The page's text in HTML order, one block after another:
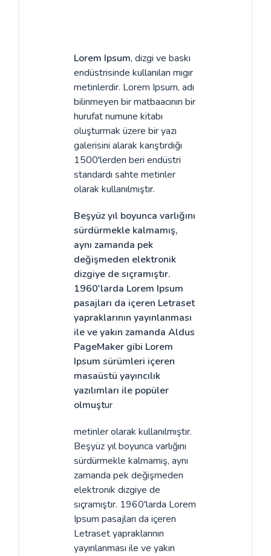
Lorem Ipsum, dizgi ve baskı
endüstrisinde kullanılan mıgır
metinlerdir. Lorem Ipsum, adı
bilinmeyen bir matbaacının bir
hurufat numune kitabı
oluşturmak üzere bir yazı
galerisini alarak karıştırdığı
1500'lerden beri endüstri
standardı sahte metinler
olarak kullanılmıştır.
Beşyüz yıl boyunca varlığını
sürdürmekle kalmamış,
aynı zamanda pek
değişmeden elektronik
dizgiye de sıçramıştır.
1960'larda Lorem Ipsum
pasajları da içeren Letraset
yapraklarının yayınlanması
ile ve yakın zamanda Aldus
PageMaker gibi Lorem
Ipsum sürümleri içeren
masaüstü yayıncılık
yazılımları ile popüler
olmuştur
metinler olarak kullanılmıştır.
Beşyüz yıl boyunca varlığını
sürdürmekle kalmamış, aynı
zamanda pek değişmeden
elektronik dizgiye de
sıçramıştır. 1960'larda Lorem
Ipsum pasajları da içeren
Letraset yapraklarının
yayınlanması ile ve yakın